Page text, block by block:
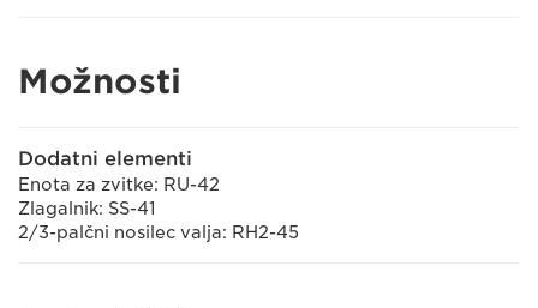
Možnosti
Dodatni elementi
Enota za zvitke: RU-42
Zlagalnik: SS-41
2/3-palčni nosilec valja: RH2-45